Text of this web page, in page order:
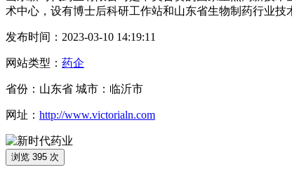
术中心，设有博士后科研工作站和山东省生物制药行业
发布时间：2023-03-10 14:19:11
网站类型： 药企
省份：山东省 城市：临沂市
网址： http://www.victorialn.com
浏览 395 次